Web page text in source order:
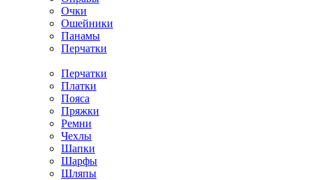
Очки
Ошейники
Панамы
Перчатки
Перчатки
Платки
Пояса
Пряжки
Ремни
Чехлы
Шапки
Шарфы
Шляпы